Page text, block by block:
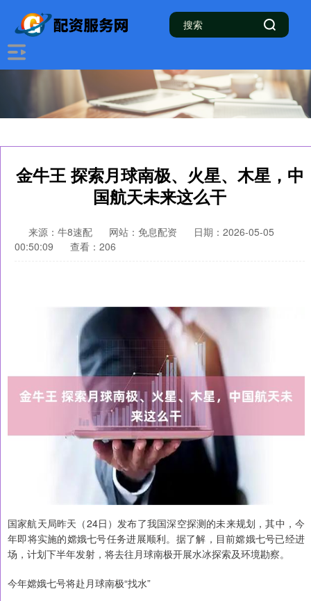
金牛王 探索月球南极、火星、木星，中
国航天未来这么干
来源：牛8速配 网站：免息配资
日期：2026-05-05
00:50:09
查看：206
国家航天局昨天（24日）发布了我国深空探测的未来规划，其中，今
年即将实施的嫦娥七号任务进展顺利。据了解，目前嫦娥七号已经进
场，计划下半年发射，将去往月球南极开展水冰探索及环境勘察。
今年嫦娥七号将赴月球南极“找水”